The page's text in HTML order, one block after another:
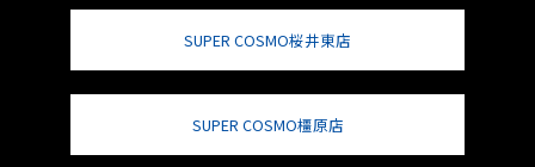
SUPER COSMO桜井東店
SUPER COSMO橿原店